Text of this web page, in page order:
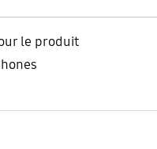
le produit